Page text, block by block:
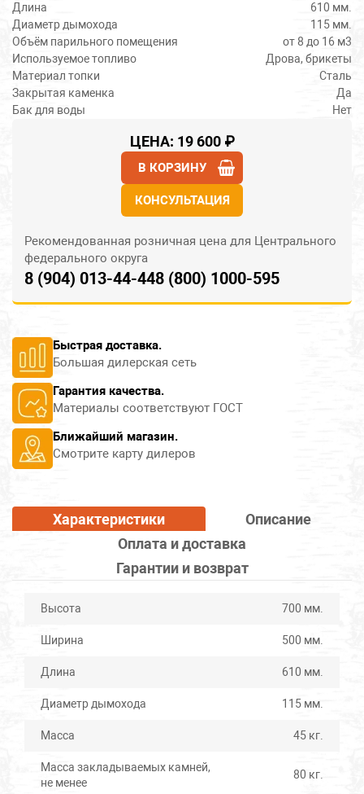
Длина
610 мм.
Диаметр дымохода
115 мм.
Объём парильного помещения
от 8 до 16 м3
Используемое топливо
Дрова, брикеты
Материал топки
Сталь
Закрытая каменка
Да
Бак для воды
Нет
ЦЕНА: 19 600 ₽
В КОРЗИНУ
КОНСУЛЬТАЦИЯ
Рекомендованная розничная цена для Центрального
федерального округа
8 (904) 013-44-448 (800) 1000-595
Быстрая доставка.
Большая дилерская сеть
Гарантия качества.
Материалы соответствуют ГОСТ
Ближайший магазин.
Смотрите карту дилеров
Характеристики
Описание
Оплата и доставка
Гарантии и возврат
Высота 700 мм.
Ширина 500 мм.
Длина 610 мм.
Диаметр дымохода 115 мм.
Масса 45 кг.
Масса закладываемых камней,
не менее
80 кг.
Фаворит
Флагман
BuliK